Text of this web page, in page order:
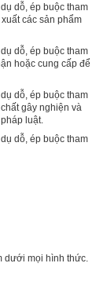
dỗ, ép buộc tham
các sản phẩm
dỗ, ép buộc tham
hoặc cung cấp để
dỗ, ép buộc tham
gây nghiện và
luật.
dỗ, ép buộc tham
dưới mọi hình thức.